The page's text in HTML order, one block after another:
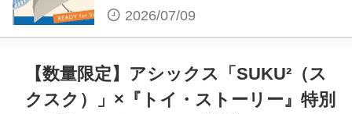
2026/07/09
【数量限定】アシックス「SUKU²（ス
クスク）」×『トイ・ストーリー』特別